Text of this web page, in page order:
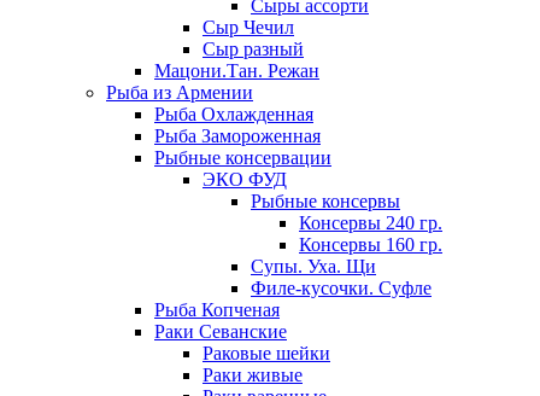
Сыры ассорти
Сыр Чечил
Сыр разный
Мацони.Тан. Режан
Рыба из Армении
Рыба Охлажденная
Рыба Замороженная
Рыбные консервации
ЭКО ФУД
Рыбные консервы
Консервы 240 гр.
Консервы 160 гр.
Супы. Уха. Щи
Филе-кусочки. Суфле
Рыба Копченая
Раки Севанские
Раковые шейки
Раки живые